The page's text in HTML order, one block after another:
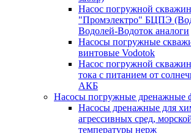
Насос погружной
"Промэлектро" БЦПЭ
Водолей-Водоток аналоги
Насосы погружные
винтовые Vodotok
Насос погружной
тока с питанием от
АКБ
Насосы погружные дренажные
Насосы дренажные для
агрессивных сред,
температуры нерж